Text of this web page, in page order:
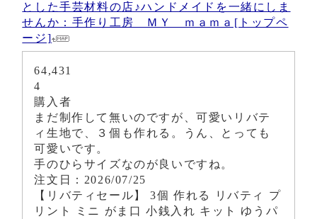
とした手芸材料の店♪ハンドメイドを一緒にしま
せんか：手作り工房 ＭＹ ｍａｍａ[トップペ
ージ]
64,431
4
購入者
まだ制作して無いのですが、可愛いリバテ
ィ生地で、３個も作れる。うん、とっても
可愛いです。
手のひらサイズなのが良いですね。
注文日：2026/07/25
【リバティセール】 3個 作れる リバティ プ
リント ミニ がま口 小銭入れ キット ゆうパ